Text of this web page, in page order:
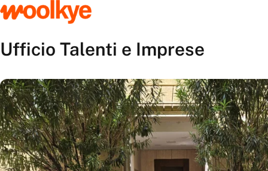
Ufficio Talenti e Imprese